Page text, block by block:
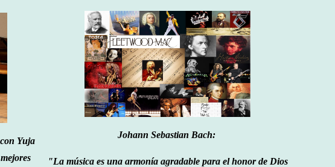
Yuja
Johann Sebastian Bach:
"La música es una armonía agradable para el honor de Dios